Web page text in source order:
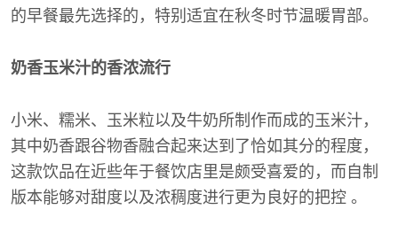
的早餐最先选择的，特别适宜在秋冬时节温暖胃部。
奶香玉米汁的香浓流行
小米、糯米、玉米粒以及牛奶所制作而成的玉米汁，
其中奶香跟谷物香融合起来达到了恰如其分的程度，
这款饮品在近些年于餐饮店里是颇受喜爱的，而自制
版本能够对甜度以及浓稠度进行更为良好的把控 。